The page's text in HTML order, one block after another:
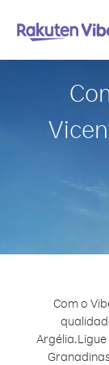
Com o
Argélia.